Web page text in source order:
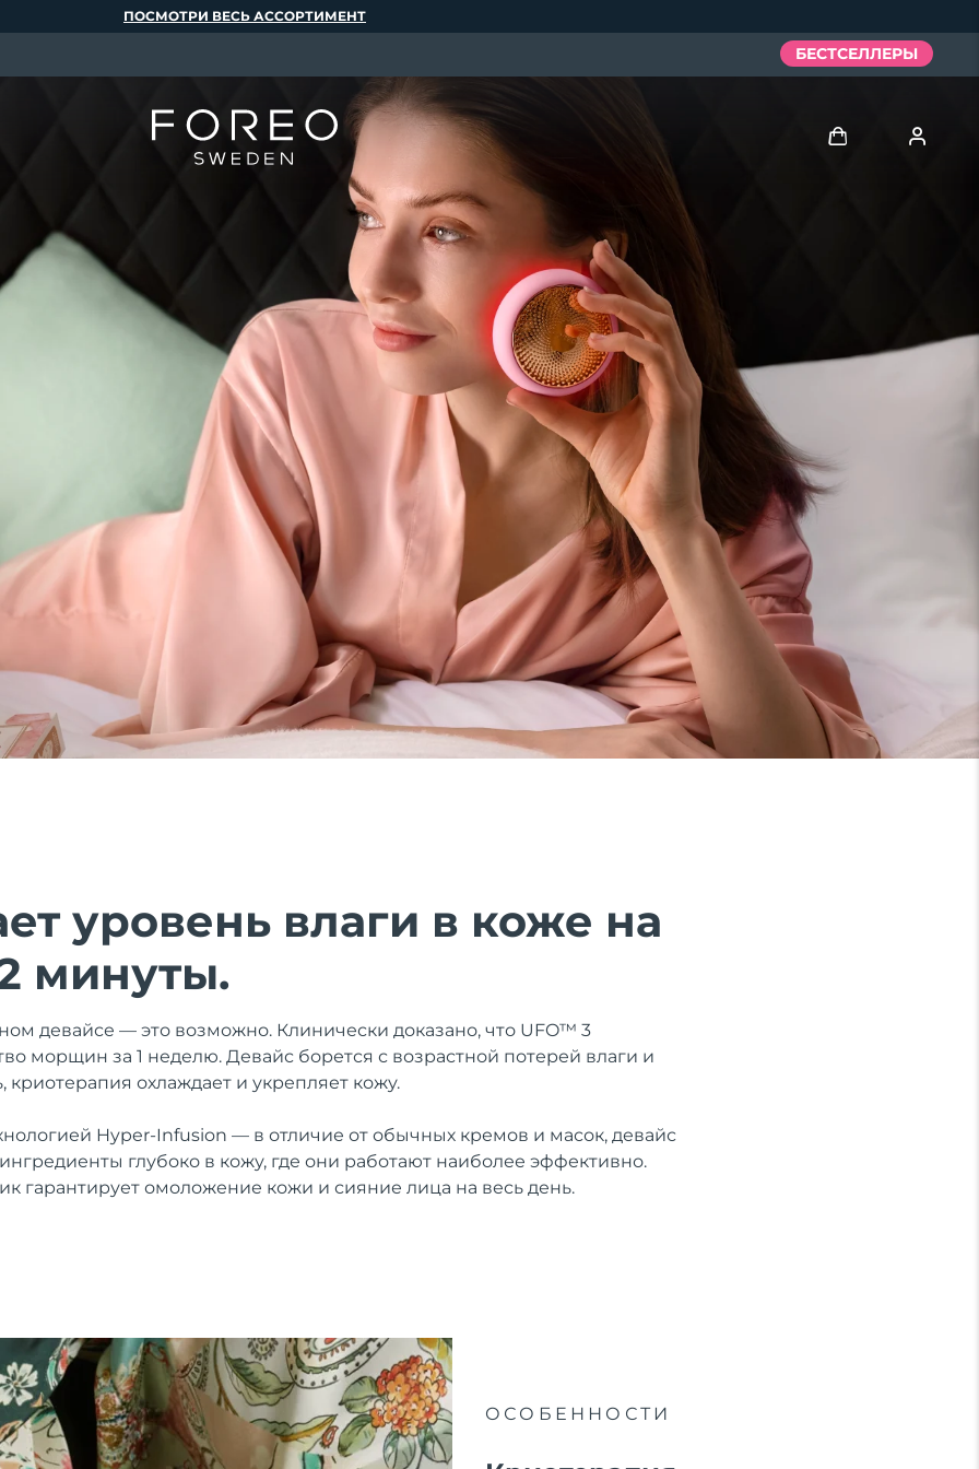
уровень влаги в коже на
2 минуты.
девайсе — это возможно. Клинически доказано, что UFO™ 3
морщин за 1 неделю. Девайс борется с возрастной потерей влаги и
криотерапия охлаждает и укрепляет кожу.
Hyper-Infusion — в отличие от обычных кремов и масок, девайс
глубоко в кожу, где они работают наиболее эффективно.
гарантирует омоложение кожи и сияние лица на весь день.
ОСОБЕННОСТИ
ПОСМОТРИ ВЕСЬ АССОРТИМЕНТ
БЕСТСЕЛЛЕРЫ
Мои заказы
Мои подписки